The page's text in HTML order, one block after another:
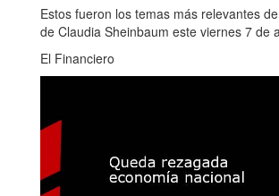
Estos fueron los temas más relevantes
de Claudia Sheinbaum este viernes 7 de
El Financiero